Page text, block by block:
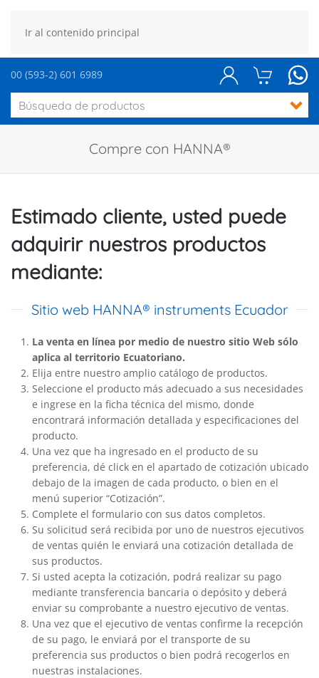
Ir al contenido principal
00 (593-2) 601 6989
Compre con HANNA®
Estimado cliente, usted puede
adquirir nuestros productos
mediante:
Sitio web HANNA® instruments Ecuador
La venta en línea por medio de nuestro sitio Web sólo
aplica al territorio Ecuatoriano.
Elija entre nuestro amplio catálogo de productos.
Seleccione el producto más adecuado a sus necesidades
e ingrese en la ficha técnica del mismo, donde
encontrará información detallada y especificaciones del
producto.
Una vez que ha ingresado en el producto de su
preferencia, dé click en el apartado de cotización ubicado
debajo de la imagen de cada producto, o bien en el
menú superior “Cotización”.
Complete el formulario con sus datos completos.
Su solicitud será recibida por uno de nuestros ejecutivos
de ventas quién le enviará una cotización detallada de
sus productos.
Si usted acepta la cotización, podrá realizar su pago
mediante transferencia bancaria o depósito y deberá
enviar su comprobante a nuestro ejecutivo de ventas.
Una vez que el ejecutivo de ventas confirme la recepción
de su pago, le enviará por el transporte de su
preferencia sus productos o bien podrá recogerlos en
nuestras instalaciones.